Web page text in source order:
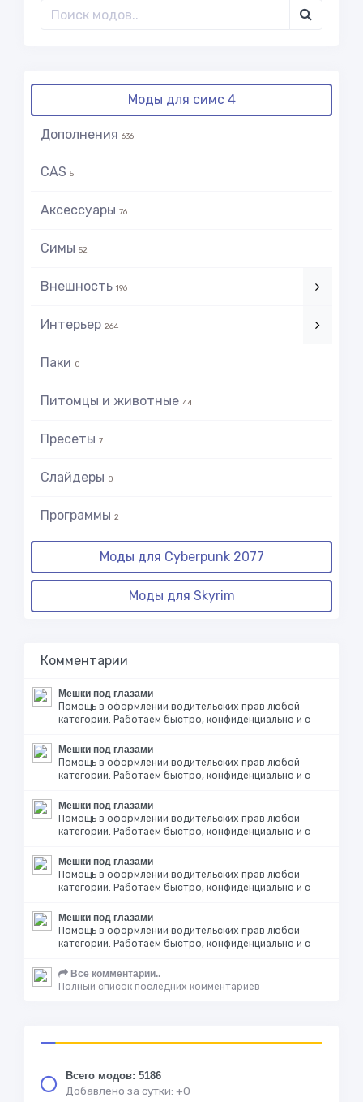
Моды для симс 4
Дополнения 636
CAS 5
Аксессуары 76
Симы 52
Внешность 196
Интерьер 264
Паки 0
Питомцы и животные 44
Пресеты 7
Слайдеры 0
Программы 2
Моды для Cyberpunk 2077
Моды для Skyrim
Комментарии
Мешки под глазами
Помощь в оформлении водительских прав любой
категории. Работаем быстро, конфиденциально и с
Мешки под глазами
Помощь в оформлении водительских прав любой
категории. Работаем быстро, конфиденциально и с
Мешки под глазами
Помощь в оформлении водительских прав любой
категории. Работаем быстро, конфиденциально и с
Мешки под глазами
Помощь в оформлении водительских прав любой
категории. Работаем быстро, конфиденциально и с
Мешки под глазами
Помощь в оформлении водительских прав любой
категории. Работаем быстро, конфиденциально и с
Все комментарии..
Полный список последних комментариев
Всего модов: 5186
Добавлено за сутки: +0